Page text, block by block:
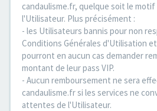
candaulisme.fr, quelque soit le
l'Utilisateur. Plus précisément :
- les Utilisateurs bannis pour non
Conditions Générales d'Utilisation
pourront en aucun cas demander
montant de leur pass VIP.
- Aucun remboursement ne sera
candaulisme.fr si les services ne
attentes de l'Utilisateur.